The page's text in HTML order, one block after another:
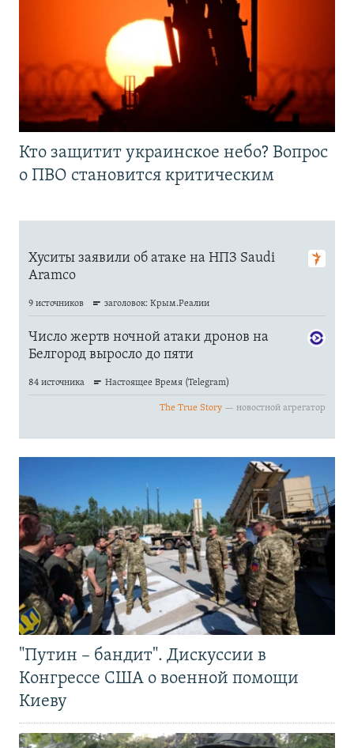
Кто защитит украинское небо? Вопрос
о ПВО становится критическим
"Путин – бандит". Дискуссии в
Конгрессе США о военной помощи
Киеву